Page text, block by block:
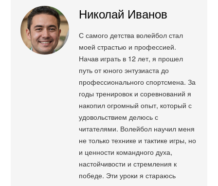
Николай Иванов
С самого детства волейбол стал
моей страстью и профессией.
Начав играть в 12 лет, я прошел
путь от юного энтузиаста до
профессионального спортсмена. За
годы тренировок и соревнований я
накопил огромный опыт, который с
удовольствием делюсь с
читателями. Волейбол научил меня
не только технике и тактике игры, но
и ценности командного духа,
настойчивости и стремления к
победе. Эти уроки я стараюсь